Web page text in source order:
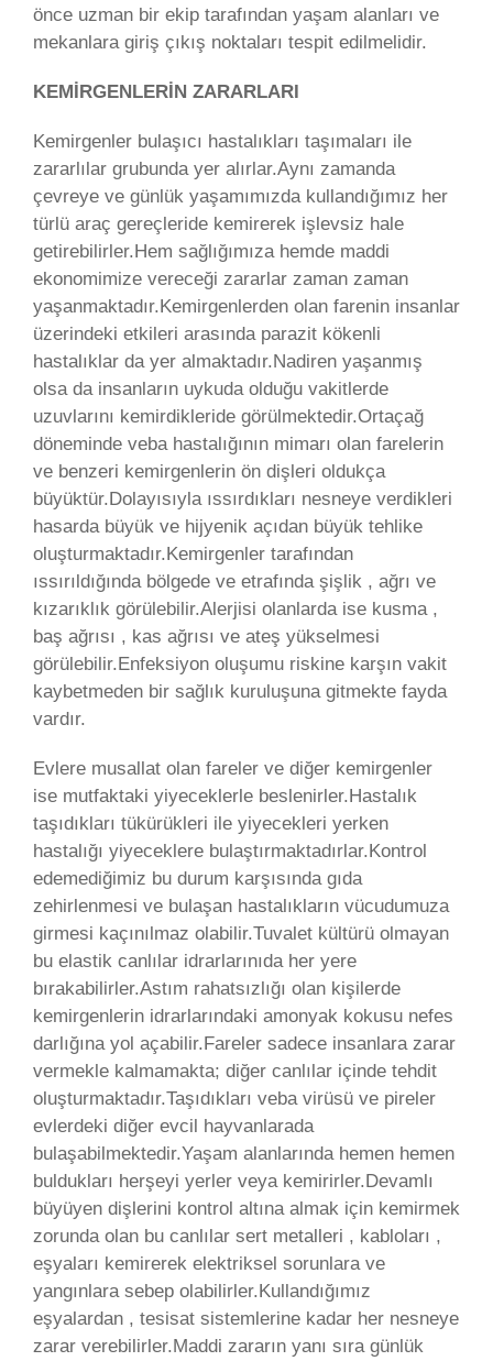
önce uzman bir ekip tarafından yaşam alanları ve
mekanlara giriş çıkış noktaları tespit edilmelidir.
KEMİRGENLERİN ZARARLARI
Kemirgenler bulaşıcı hastalıkları taşımaları ile
zararlılar grubunda yer alırlar.Aynı zamanda
çevreye ve günlük yaşamımızda kullandığımız her
türlü araç gereçleride kemirerek işlevsiz hale
getirebilirler.Hem sağlığımıza hemde maddi
ekonomimize vereceği zararlar zaman zaman
yaşanmaktadır.Kemirgenlerden olan farenin insanlar
üzerindeki etkileri arasında parazit kökenli
hastalıklar da yer almaktadır.Nadiren yaşanmış
olsa da insanların uykuda olduğu vakitlerde
uzuvlarını kemirdikleride görülmektedir.Ortaçağ
döneminde veba hastalığının mimarı olan farelerin
ve benzeri kemirgenlerin ön dişleri oldukça
büyüktür.Dolayısıyla ıssırdıkları nesneye verdikleri
hasarda büyük ve hijyenik açıdan büyük tehlike
oluşturmaktadır.Kemirgenler tarafından
ıssırıldığında bölgede ve etrafında şişlik , ağrı ve
kızarıklık görülebilir.Alerjisi olanlarda ise kusma ,
baş ağrısı , kas ağrısı ve ateş yükselmesi
görülebilir.Enfeksiyon oluşumu riskine karşın vakit
kaybetmeden bir sağlık kuruluşuna gitmekte fayda
vardır.
Evlere musallat olan fareler ve diğer kemirgenler
ise mutfaktaki yiyeceklerle beslenirler.Hastalık
taşıdıkları tükürükleri ile yiyecekleri yerken
hastalığı yiyeceklere bulaştırmaktadırlar.Kontrol
edemediğimiz bu durum karşısında gıda
zehirlenmesi ve bulaşan hastalıkların vücudumuza
girmesi kaçınılmaz olabilir.Tuvalet kültürü olmayan
bu elastik canlılar idrarlarınıda her yere
bırakabilirler.Astım rahatsızlığı olan kişilerde
kemirgenlerin idrarlarındaki amonyak kokusu nefes
darlığına yol açabilir.Fareler sadece insanlara zarar
vermekle kalmamakta; diğer canlılar içinde tehdit
oluşturmaktadır.Taşıdıkları veba virüsü ve pireler
evlerdeki diğer evcil hayvanlarada
bulaşabilmektedir.Yaşam alanlarında hemen hemen
buldukları herşeyi yerler veya kemirirler.Devamlı
büyüyen dişlerini kontrol altına almak için kemirmek
zorunda olan bu canlılar sert metalleri , kabloları ,
eşyaları kemirerek elektriksel sorunlara ve
yangınlara sebep olabilirler.Kullandığımız
eşyalardan , tesisat sistemlerine kadar her nesneye
zarar verebilirler.Maddi zararın yanı sıra günlük